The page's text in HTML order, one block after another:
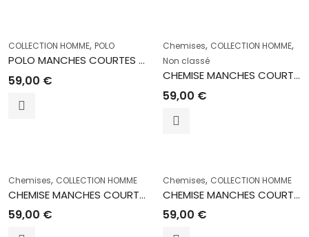
COLLECTION HOMME, POLO
POLO MANCHES COURTES 4730 BLANC
59,00 €
Chemises, COLLECTION HOMME,
Non classé
CHEMISE MANCHES COURTES IGUA OL 13900
59,00 €
Chemises, COLLECTION HOMME
CHEMISE MANCHES COURTES ABAJ OL 120
59,00 €
Chemises, COLLECTION HOMME
CHEMISE MANCHES COURTES ABAJ OL 130
59,00 €